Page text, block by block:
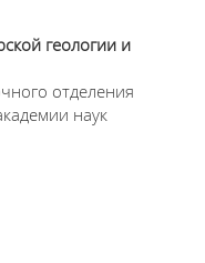
геологии и
отделения
наук